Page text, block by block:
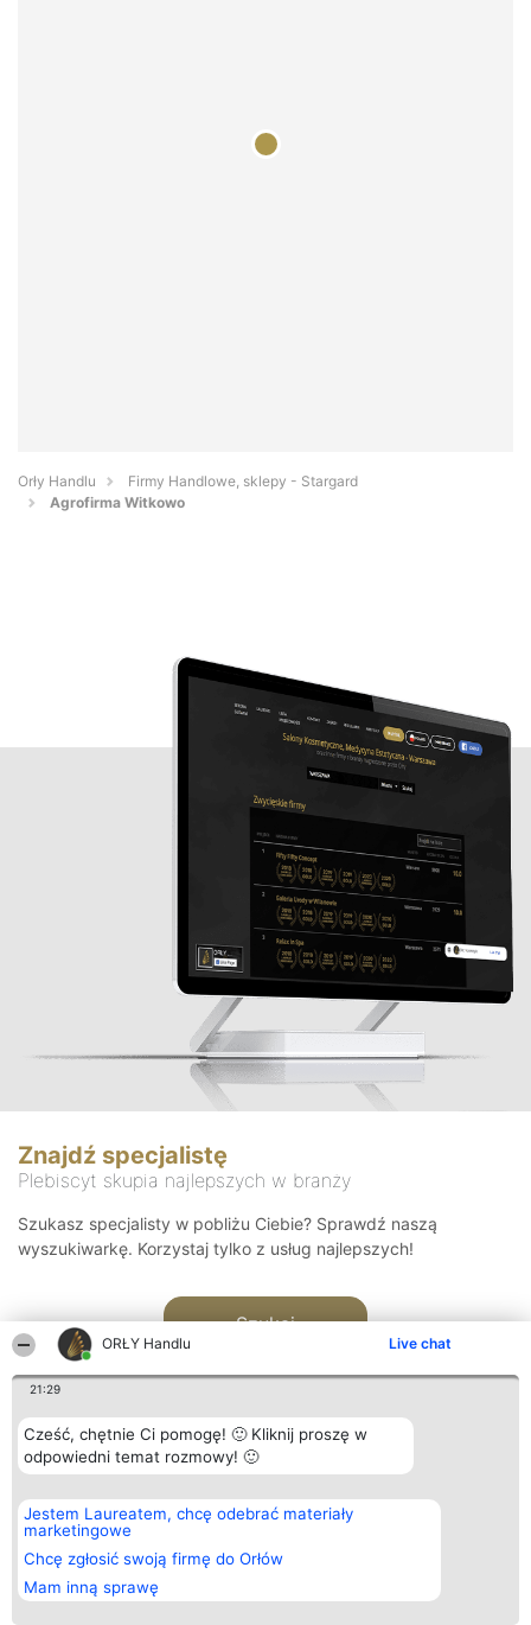
ORŁY Handlu Live chat
21:29
Cześć, chętnie Ci pomogę! 🙂 Kliknij proszę w
odpowiedni temat rozmowy! 🙂
Jestem Laureatem, chcę odebrać materiały
marketingowe
Chcę zgłosić swoją firmę do Orłów
Mam inną sprawę
Orły Handlu
Firmy Handlowe, sklepy - Stargard
Agrofirma Witkowo
Znajdź specjalistę
Plebiscyt skupia najlepszych w branży
Szukasz specjalisty w pobliżu Ciebie? Sprawdź naszą
wyszukiwarkę. Korzystaj tylko z usług najlepszych!
Szukaj
Organizator plebiscytu
Bright Side Solutions sp. z o.
o. sp. k.
ul. Ruska 22
Wrocław 50-079
KRS 0000749100 | Regon
381313360 | NIP 8943132676
Plebiscyt
Laureaci
wszystkich
Laureatów
Regulamin
Kontakt
Kontakt